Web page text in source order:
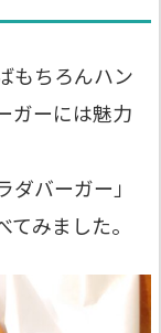
もちろんハン
ガーには魅力
バーガー」
みました。